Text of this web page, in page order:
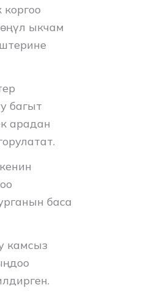
ыкчам
багыт
арадан
баса
камсыз